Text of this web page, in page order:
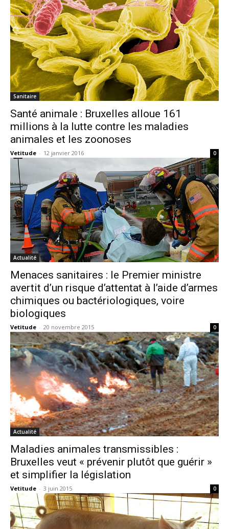
Sanitaire
Santé animale : Bruxelles alloue 161
millions à la lutte contre les maladies
animales et les zoonoses
Vetitude - 12 janvier 2016 0
Actualité
Menaces sanitaires : le Premier ministre
avertit d’un risque d’attentat à l’aide d’armes
chimiques ou bactériologiques, voire
biologiques
Vetitude - 20 novembre 2015 0
Actualité
Maladies animales transmissibles :
Bruxelles veut « prévenir plutôt que guérir »
et simplifier la législation
Vetitude - 3 juin 2015 0